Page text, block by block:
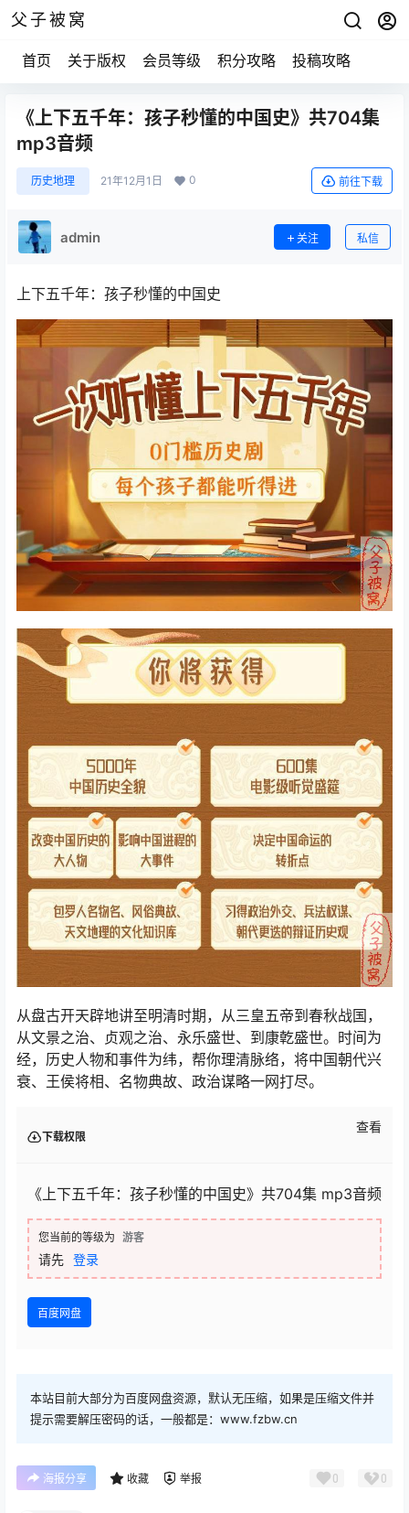
父子被窝
首页 关于版权 会员等级 积分攻略 投稿攻略
《上下五千年：孩子秒懂的中国史》共704集
mp3音频
历史地理 21年12月1日 0 前往下载
admin 关注 私信
上下五千年：孩子秒懂的中国史
从盘古开天辟地讲至明清时期，从三皇五帝到春秋战国，
从文景之治、贞观之治、永乐盛世、到康亁盛世。时间为
经，历史人物和事件为纬，帮你理清脉络，将中国朝代兴
衰、王侯将相、名物典故、政治谋略一网打尽。
下载权限
查看
《上下五千年：孩子秒懂的中国史》共704集 mp3音频
您当前的等级为 游客
请先 登录
百度网盘
本站目前大部分为百度网盘资源，默认无压缩，如果是压缩文件并
提示需要解压密码的话，一般都是：www.fzbw.cn
海报分享 收藏 举报 0 0